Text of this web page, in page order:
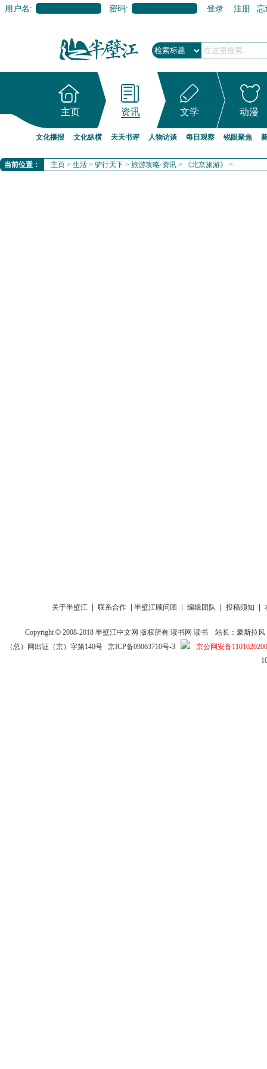
用户名: 密码: 登录 注册 忘
主页 资讯 文学 动漫
文化播报 文化纵横 天天书评 人物访谈 每日观察 锐眼聚焦
当前位置： 主页 > 生活 > 驴行天下 > 旅游攻略·资讯 > 《北京旅游》 >
关于半壁江 联系合作 半壁江顾问团 编辑团队 投稿须知
Copyright © 2008-2018半壁江中文网 版权所有读书网 读书
站长：豪斯拉风
（总）网出证（京）字第140号 京ICP备09063710号-3
京公网安备